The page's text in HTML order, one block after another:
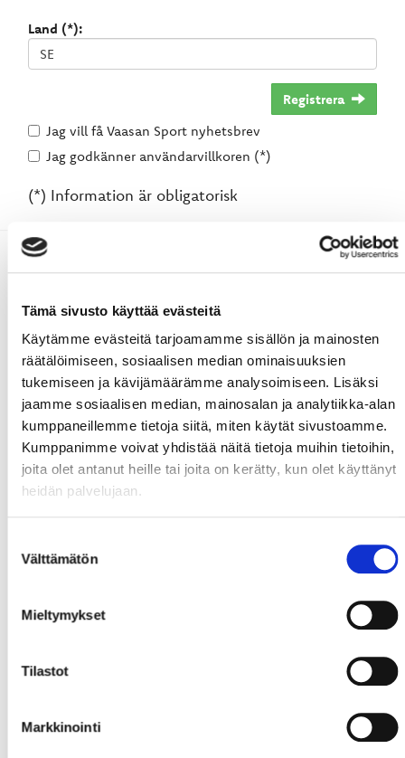
Tämä sivusto käyttää evästeitä
Käytämme evästeitä tarjoamamme sisällön ja mainosten
räätälöimiseen, sosiaalisen median ominaisuuksien
tukemiseen ja kävijämäärämme analysoimiseen. Lisäksi
jaamme sosiaalisen median, mainosalan ja analytiikka-alan
kumppaneillemme tietoja siitä, miten käytät sivustoamme.
Kumppanimme voivat yhdistää näitä tietoja muihin tietoihin,
joita olet antanut heille tai joita on kerätty, kun olet käyttänyt
heidän palvelujaan.
valinta
Välttämätön
Mieltymykset
Tilastot
Markkinointi
Land (*):
Registrera
Jag vill få Vaasan Sport nyhetsbrev
Jag godkänner användarvillkoren (*)
(*) Information är obligatorisk